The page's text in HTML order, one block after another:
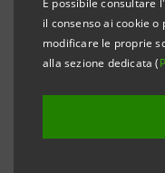
È possibile consultare
il consenso ai cookie
modificare le proprie
alla sezione dedicata (
BURLINGTON
INCREMENTA A